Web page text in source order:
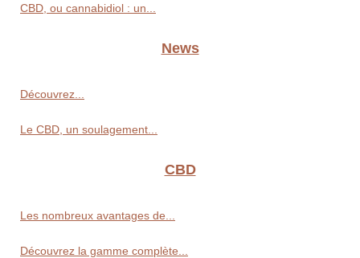
CBD, ou cannabidiol : un...
News
Découvrez...
Le CBD, un soulagement...
CBD
Les nombreux avantages de...
Découvrez la gamme complète...